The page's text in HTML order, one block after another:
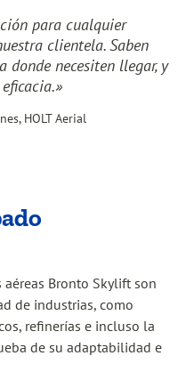
para cualquier
clientela. Saben
donde necesiten llegar, y
HOLT Aerial
aéreas Bronto Skylift son
de industrias, como
refinerías e incluso la
de su adaptabilidad e